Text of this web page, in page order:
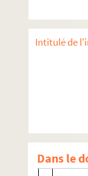
Intitulé de
Dans le